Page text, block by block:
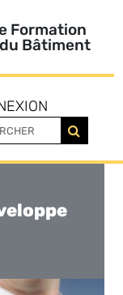
Formation
Bâtiment